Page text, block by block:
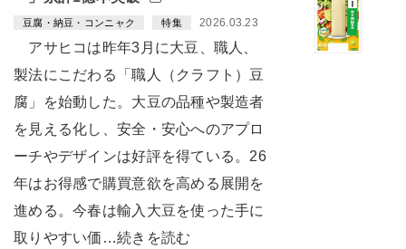
豆腐・納豆・コンニャク 特集 2026.03.23
アサヒコは昨年3月に大豆、職人、
製法にこだわる「職人（クラフト）豆
腐」を始動した。大豆の品種や製造者
を見える化し、安全・安心へのアプロ
ーチやデザインは好評を得ている。26
年はお得感で購買意欲を高める展開を
進める。今春は輸入大豆を使った手に
取りやすい価…続きを読む